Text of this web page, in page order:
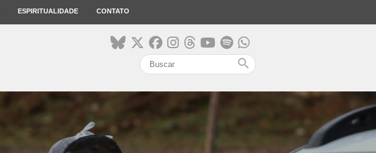
ESPIRITUALIDADE CONTATO
search